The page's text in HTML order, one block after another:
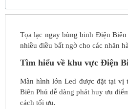
Tọa lạc ngay bùng binh Điện
nhiều điều bất ngờ cho các nhãn
Tìm hiểu về khu vực Điện
Màn hình lớn Led được đặt tại vị
Biên Phủ dễ dàng phát huy ưu
cách tối ưu.